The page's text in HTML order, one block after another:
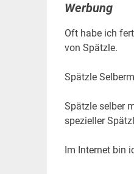
Werbung
Oft habe ich
von Spätzle.
Spätzle
Spätzle selber
spezieller
Im Internet bin